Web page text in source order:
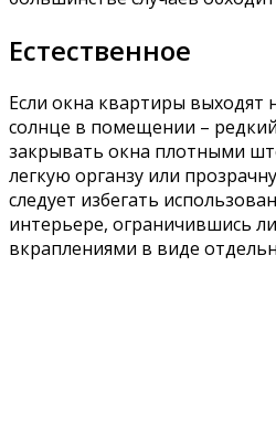
Естественное
Если окна квартиры выходят
солнце в помещении – редкий
закрывать окна плотными
легкую органзу или
следует избегать
интерьере, ограничившись
вкраплениями в виде